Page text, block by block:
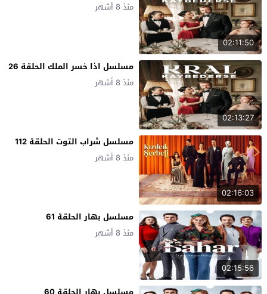
02:11:50
منذ 8 أشهر
02:13:27
مسلسل اذا خسر الملك الحلقة 26
منذ 8 أشهر
02:16:03
مسلسل شراب التوت الحلقة 112
منذ 8 أشهر
02:15:56
مسلسل بهار الحلقة 61
منذ 8 أشهر